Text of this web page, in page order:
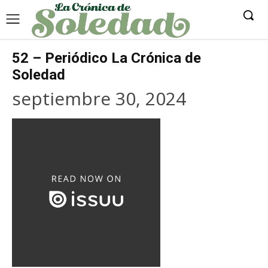
52 – Periódico La Crónica de
Soledad
septiembre 30, 2024